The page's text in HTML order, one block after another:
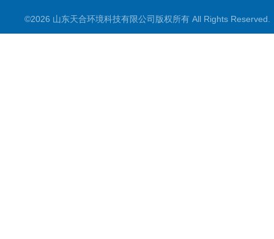
©2026 山东天合环境科技有限公司版权所有 All Rights